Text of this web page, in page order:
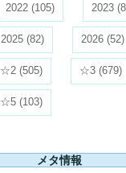
2022 (105) 2023
2025 (82) 2026 (52)
☆2 (505) ☆3 (679)
☆5 (103)
メタ情報